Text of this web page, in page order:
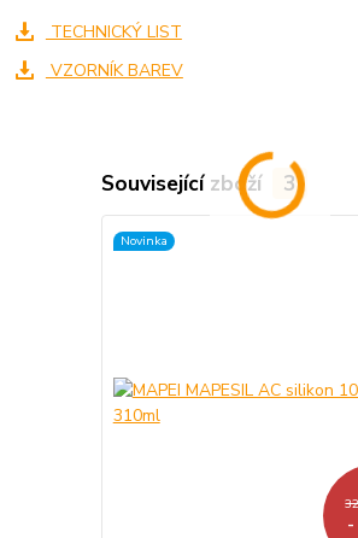
TECHNICKÝ LIST
VZORNÍK BAREV
Související zboží 3
Novinka
-